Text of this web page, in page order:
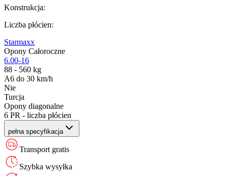
Konstrukcja:
Liczba płócien:
Starmaxx
Opony Całoroczne
6.00-16
88 - 560 kg
A6 do 30 km/h
Nie
Turcja
Opony diagonalne
6 PR - liczba płócien
pełna specyfikacja
Transport gratis
Szybka wysyłka